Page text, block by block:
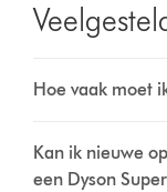
Hoe vaak moet
Kan ik nieuwe
een Dyson